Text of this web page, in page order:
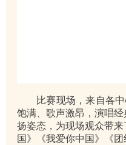
比赛现场，来自各
饱满、歌声激昂，演唱
扬姿态，为现场观众带
国》《我爱你中国》《